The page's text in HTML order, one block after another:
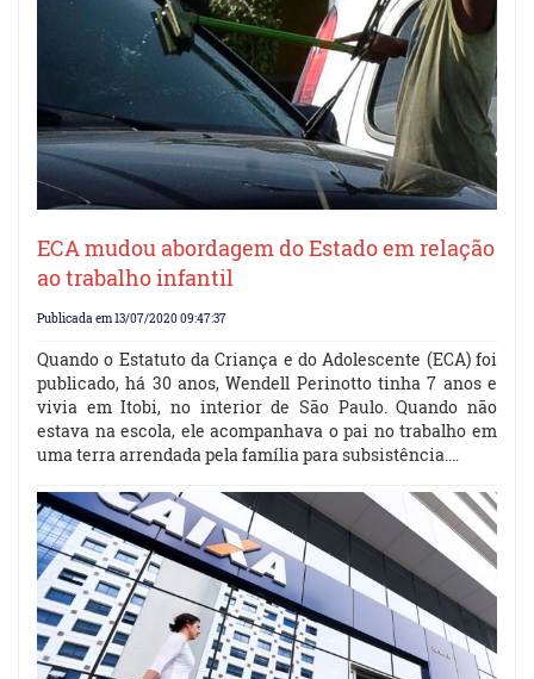
ECA mudou abordagem do Estado em relação
ao trabalho infantil
Publicada em 13/07/2020 09:47:37
Quando o Estatuto da Criança e do Adolescente (ECA) foi
publicado, há 30 anos, Wendell Perinotto tinha 7 anos e
vivia em Itobi, no interior de São Paulo. Quando não
estava na escola, ele acompanhava o pai no trabalho em
uma terra arrendada pela família para subsistência.…